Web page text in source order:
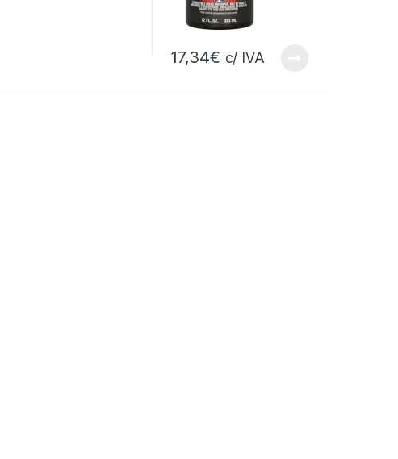
17,34€ c/ IVA